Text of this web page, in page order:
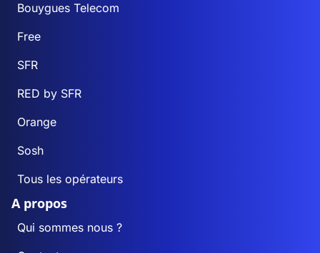
Bouygues Telecom
Free
SFR
RED by SFR
Orange
Sosh
Tous les opérateurs
A propos
Qui sommes nous ?